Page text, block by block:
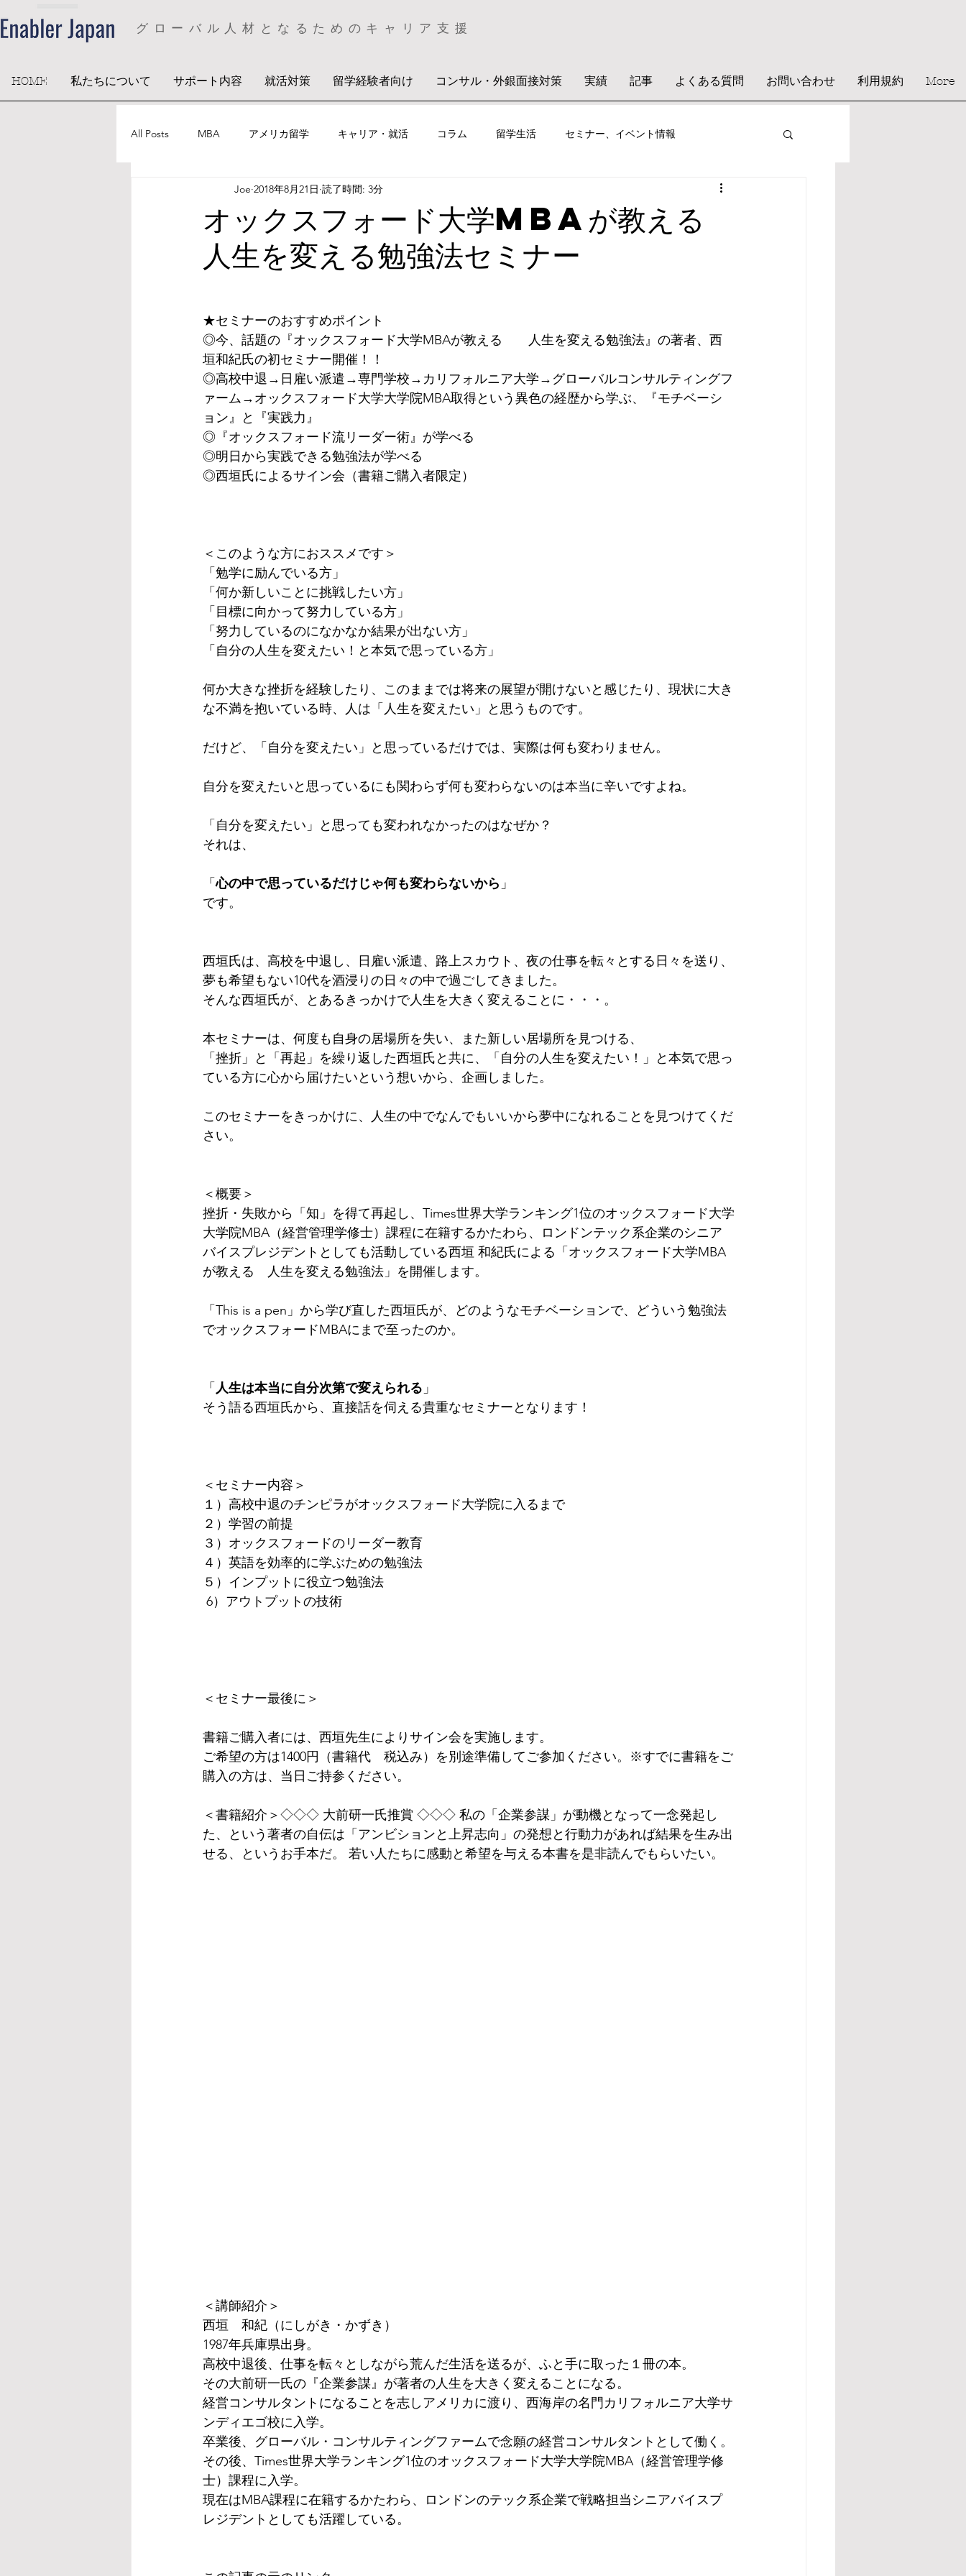
グローバル人材となるためのキャリア支援
HOME 私たちについて サポート内容 就活対策 留学経験者向け コンサル・外銀面接対策 実績 記事 よくある質問 お問い合わせ 利用規約 More
All Posts MBA アメリカ留学 キャリア・就活 コラム 留学生活 セミナー、イベント情報
オックスフォード大学MBAが教える
人生を変える勉強法セミナー
Joe 2018年8月21日 読了時間: 3分
★セミナーのおすすめポイント
◎今、話題の『オックスフォード大学MBAが教える　　人生を変える勉強法』の著者、西
垣和紀氏の初セミナー開催！！
◎高校中退→日雇い派遣→専門学校→カリフォルニア大学→グローバルコンサルティングフ
ァーム→オックスフォード大学大学院MBA取得という異色の経歴から学ぶ、『モチベーシ
ョン』と『実践力』
◎『オックスフォード流リーダー術』が学べる
◎明日から実践できる勉強法が学べる
◎西垣氏によるサイン会（書籍ご購入者限定）
＜このような方におススメです＞
「勉学に励んでいる方」
「何か新しいことに挑戦したい方」
「目標に向かって努力している方」
「努力しているのになかなか結果が出ない方」
「自分の人生を変えたい！と本気で思っている方」
何か大きな挫折を経験したり、このままでは将来の展望が開けないと感じたり、現状に大き
な不満を抱いている時、人は「人生を変えたい」と思うものです。
だけど、「自分を変えたい」と思っているだけでは、実際は何も変わりません。
自分を変えたいと思っているにも関わらず何も変わらないのは本当に辛いですよね。
「自分を変えたい」と思っても変われなかったのはなぜか？
それは、
「心の中で思っているだけじゃ何も変わらないから 」
です。
西垣氏は、高校を中退し、日雇い派遣、路上スカウト、夜の仕事を転々とする日々を送り、
夢も希望もない10代を酒浸りの日々の中で過ごしてきました。
そんな西垣氏が、とあるきっかけで人生を大きく変えることに・・・。
本セミナーは、何度も自身の居場所を失い、また新しい居場所を見つける、
「挫折」と「再起」を繰り返した西垣氏と共に、「自分の人生を変えたい！」と本気で思っ
ている方に心から届けたいという想いから、企画しました。
このセミナーをきっかけに、人生の中でなんでもいいから夢中になれることを見つけてくだ
さい。
＜概要＞
挫折・失敗から「知」を得て再起し、Times世界大学ランキング1位のオックスフォード大学
大学院MBA（経営管理学修士）課程に在籍するかたわら、ロンドンテック系企業のシニア
バイスプレジデントとしても活動している西垣 和紀氏による「オックスフォード大学MBA
が教える　人生を変える勉強法」を開催します。
「This is a pen」から学び直した西垣氏が、どのようなモチベーションで、どういう勉強法
でオックスフォードMBAにまで至ったのか。
「 人生は本当に自分次第で変えられる 」
そう語る西垣氏から、直接話を伺える貴重なセミナーとなります！
＜セミナー内容＞
１）高校中退のチンピラがオックスフォード大学院に入るまで
２）学習の前提
３）オックスフォードのリーダー教育
４）英語を効率的に学ぶための勉強法
５）インプットに役立つ勉強法
6）アウトプットの技術
＜セミナー最後に＞
書籍ご購入者には、西垣先生によりサイン会を実施します。
ご希望の方は1400円（書籍代　税込み）を別途準備してご参加ください。※すでに書籍をご
購入の方は、当日ご持参ください。
＜書籍紹介＞◇◇◇ 大前研一氏推賞 ◇◇◇ 私の「企業参謀」が動機となって一念発起し
た、という著者の自伝は「アンビションと上昇志向」の発想と行動力があれば結果を生み出
せる、というお手本だ。 若い人たちに感動と希望を与える本書を是非読んでもらいたい。
＜講師紹介＞
西垣　和紀（にしがき・かずき）
1987年兵庫県出身。
高校中退後、仕事を転々としながら荒んだ生活を送るが、ふと手に取った１冊の本。
その大前研一氏の『企業参謀』が著者の人生を大きく変えることになる。
経営コンサルタントになることを志しアメリカに渡り、西海岸の名門カリフォルニア大学サ
ンディエゴ校に入学。
卒業後、グローバル・コンサルティングファームで念願の経営コンサルタントとして働く。
その後、Times世界大学ランキング1位のオックスフォード大学大学院MBA（経営管理学修
士）課程に入学。
現在はMBA課程に在籍するかたわら、ロンドンのテック系企業で戦略担当シニアバイスプ
レジデントとしても活躍している。